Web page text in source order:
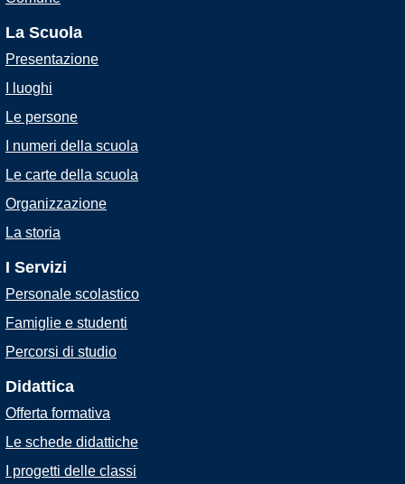
La Scuola
Presentazione
I luoghi
Le persone
I numeri della scuola
Le carte della scuola
Organizzazione
La storia
I Servizi
Personale scolastico
Famiglie e studenti
Percorsi di studio
Didattica
Offerta formativa
Le schede didattiche
I progetti delle classi